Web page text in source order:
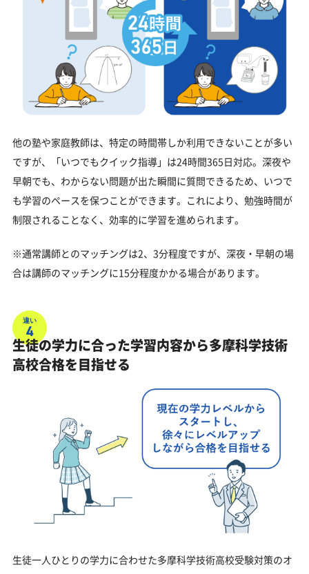
他の塾や家庭教師は、特定の時間帯しか利用できないことが多い
ですが、「いつでもクイック指導」は24時間365日対応。深夜や
早朝でも、わからない問題が出た瞬間に質問できるため、いつで
も学習のペースを保つことができます。これにより、勉強時間が
制限されることなく、効率的に学習を進められます。
※通常講師とのマッチングは2、3分程度ですが、深夜・早朝の場
合は講師のマッチングに15分程度かかる場合があります。
違い
4
生徒の学力に合った学習内容から多摩科学技術
高校合格を目指せる
生徒一人ひとりの学力に合わせた多摩科学技術高校受験対策のオ